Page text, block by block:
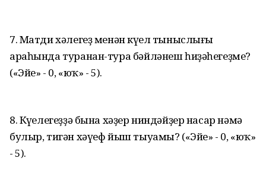
7. Матди хәлегеҙ менән күңел тыныслығы
араһында туранан-тура бәйләнеш һиҙәһегеҙме?
(«Эйе» - 0, «юҡ» - 5).
8. Күңелегеҙҙә бына хәҙер ниндәйҙер насар нәмә
булыр, тигән хәүеф йыш тыуамы? («Эйе» - 0, «юҡ»
- 5).